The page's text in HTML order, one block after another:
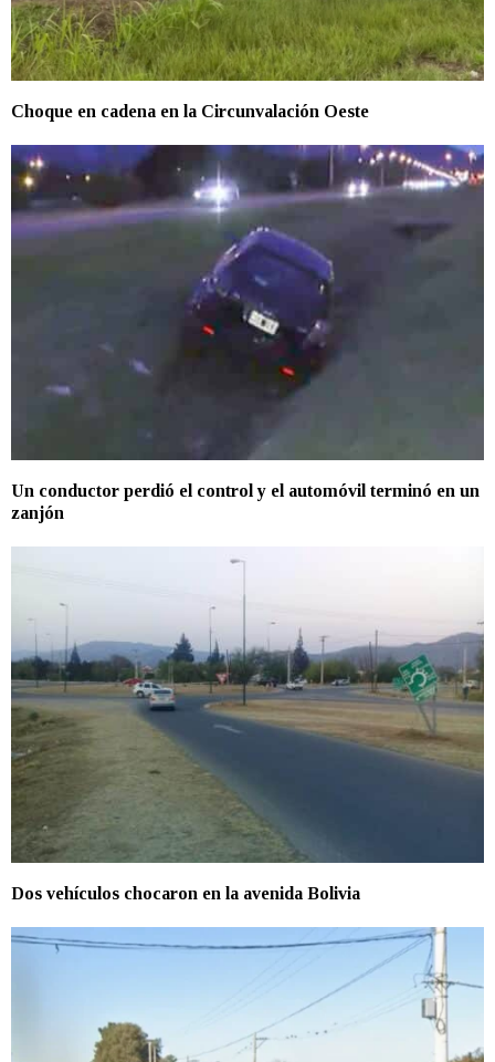
Choque en cadena en la Circunvalación Oeste
Un conductor perdió el control y el automóvil terminó en un
zanjón
Dos vehículos chocaron en la avenida Bolivia